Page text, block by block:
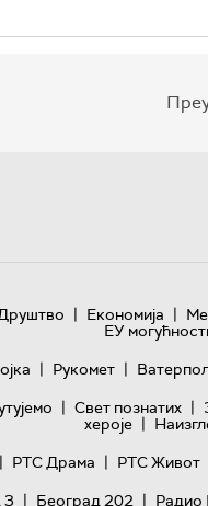
| Економија |
ЕУ
| Рукомет |
| Свет познатих |
хероје |
| РТС Драма | РТС Живот
3 | Београд 202 | Радио